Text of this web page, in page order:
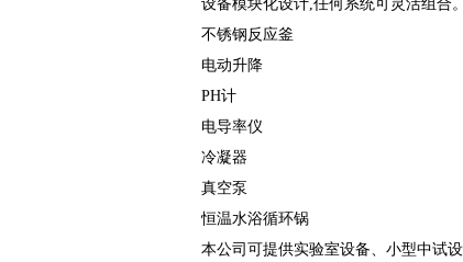
设备模块化设计,任何系统可灵活组合
不锈钢反应釜
电动升降
PH计
电导率仪
冷凝器
真空泵
恒温水浴循环锅
本公司可提供实验室设备、小型中试